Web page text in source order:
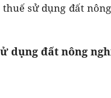
sử dụng đất
dụng đất nông